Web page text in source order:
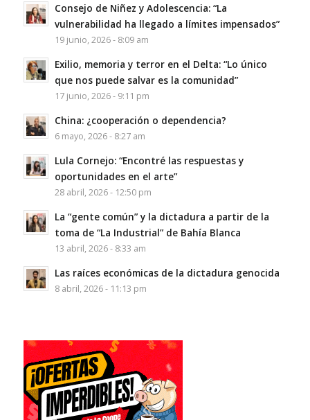
Consejo de Niñez y Adolescencia: “La
vulnerabilidad ha llegado a límites impensados”
19 junio, 2026 - 8:09 am
Exilio, memoria y terror en el Delta: “Lo único
que nos puede salvar es la comunidad”
17 junio, 2026 - 9:11 pm
China: ¿cooperación o dependencia?
6 mayo, 2026 - 8:27 am
Lula Cornejo: “Encontré las respuestas y
oportunidades en el arte”
28 abril, 2026 - 12:50 pm
La “gente común” y la dictadura a partir de la
toma de “La Industrial” de Bahía Blanca
13 abril, 2026 - 8:33 am
Las raíces económicas de la dictadura genocida
8 abril, 2026 - 11:13 pm